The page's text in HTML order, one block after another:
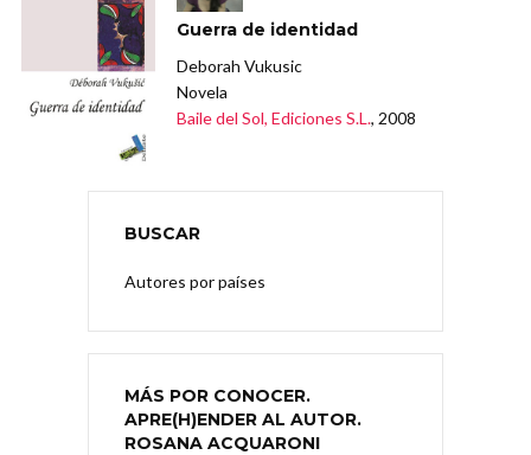
Guerra de identidad
Deborah Vukusic
Novela
Baile del Sol, Ediciones S.L., 2008
BUSCAR
Autores por países
MÁS POR CONOCER.
APRE(H)ENDER AL AUTOR.
ROSANA ACQUARONI